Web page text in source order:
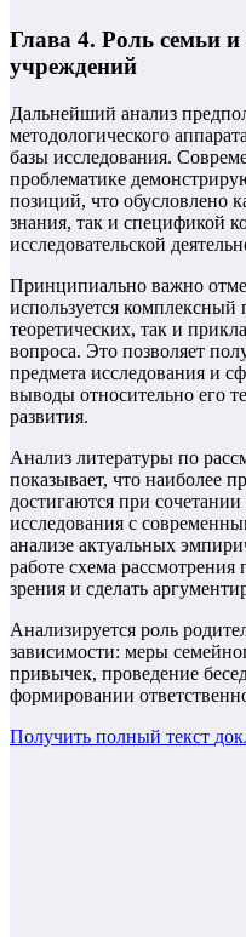
Глава 4. Роль семьи
учреждений
Дальнейший анализ
методологического
базы исследования.
проблематике
позиций, что обусловлено
знания, так и спецификой
исследовательской
Принципиально важно
используется
теоретических, так и
вопроса. Это позволяет
предмета исследования и
выводы относительно его
развития.
Анализ литературы по
показывает, что наиболее
достигаются при
исследования с
анализе актуальных
работе схема рассмотрения
зрения и сделать
Анализируется роль
зависимости: меры
привычек, проведение
формировании
Получить полный текст